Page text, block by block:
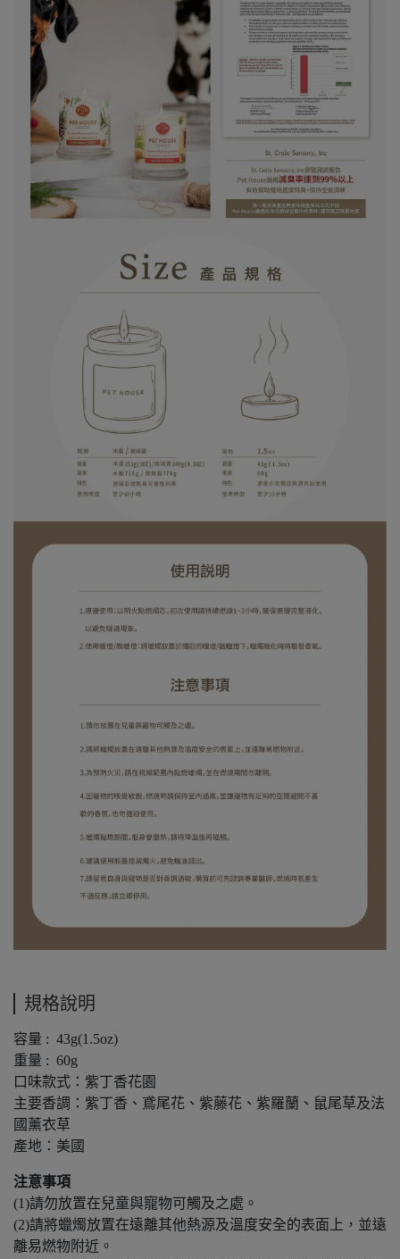
規格說明
容量 : 43g(1.5oz)
重量 : 60g
口味款式：紫丁香花園
主要香調：紫丁香、鳶尾花、紫藤花、紫羅蘭、鼠尾草及法
國薰衣草
產地：美國
注意事項
(1)請勿放置在兒童與寵物可觸及之處。
(2)請將蠟燭放置在遠離其他熱源及溫度安全的表面上，並遠
離易燃物附近。